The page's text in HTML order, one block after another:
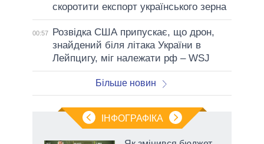
скоротити експорт українського зерна
00:57
Розвідка США припускає, що дрон,
знайдений біля літака України в
Лейпцигу, міг належати рф – WSJ
Більше новин
ІНФОГРАФІКА